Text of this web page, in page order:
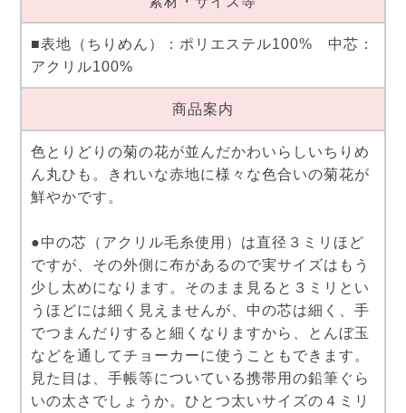
■表地（ちりめん）：ポリエステル100% 中芯：
アクリル100%
商品案内
色とりどりの菊の花が並んだかわいらしいちりめ
ん丸ひも。きれいな赤地に様々な色合いの菊花が
鮮やかです。
●中の芯（アクリル毛糸使用）は直径３ミリほど
ですが、その外側に布があるので実サイズはもう
少し太めになります。そのまま見ると３ミリとい
うほどには細く見えませんが、中の芯は細く、手
でつまんだりすると細くなりますから、とんぼ玉
などを通してチョーカーに使うこともできます。
見た目は、手帳等についている携帯用の鉛筆ぐら
いの太さでしょうか。ひとつ太いサイズの４ミリ